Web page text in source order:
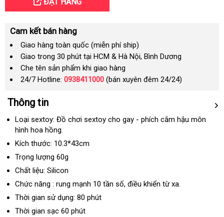
Cam kết bán hàng
Giao hàng toàn quốc (miễn phí ship)
Giao trong 30 phút tại HCM & Hà Nội, Bình Dương
Che tên sản phẩm khi giao hàng
24/7 Hotline: 0938411000 (bán xuyên đêm 24/24)
Thông tin
Loại sextoy: Đồ chơi sextoy cho gay - phích cắm hậu môn
hình hoa hồng.
Kích thước: 10.3*43cm
Trọng lượng 60g
Chất liệu: Silicon
Chức năng : rung mạnh 10 tần sốan
, điều khiển từ xa.
Thời gian sử dụng: 80 phút
Thời gian sạc 60 phút